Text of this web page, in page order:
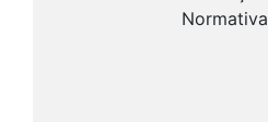
Normativa